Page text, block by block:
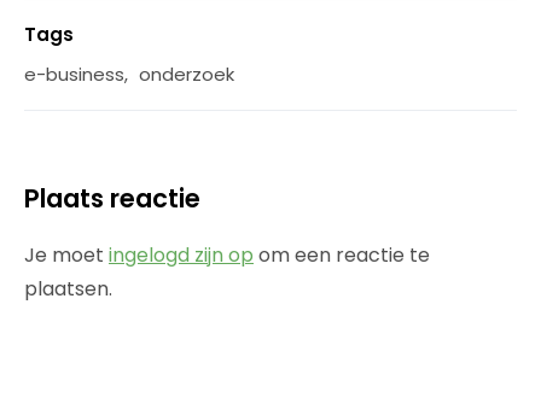
Tags
e-business, onderzoek
Plaats reactie
Je moet ingelogd zijn op om een reactie te
plaatsen.